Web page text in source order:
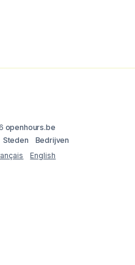
openhours.be
Steden
Bedrijven
English